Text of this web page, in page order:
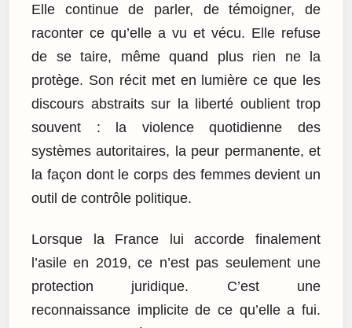
Elle continue de parler, de témoigner, de
raconter ce qu’elle a vu et vécu. Elle refuse
de se taire, même quand plus rien ne la
protège. Son récit met en lumière ce que les
discours abstraits sur la liberté oublient trop
souvent : la violence quotidienne des
systèmes autoritaires, la peur permanente, et
la façon dont le corps des femmes devient un
outil de contrôle politique.
Lorsque la France lui accorde finalement
l’asile en 2019, ce n’est pas seulement une
protection juridique. C’est une
reconnaissance implicite de ce qu’elle a fui.